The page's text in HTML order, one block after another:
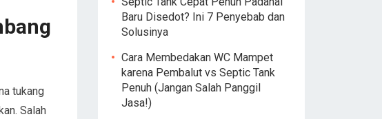
tukang
Salah
Baru Disedot? Ini 7 Penyebab dan
Solusinya
Cara Membedakan WC Mampet
karena Pembalut vs Septic Tank
Penuh (Jangan Salah Panggil
Jasa!)